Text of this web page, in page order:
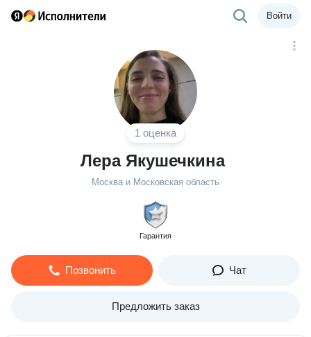
Войти
1 оценка
Лера Якушечкина
Москва и Московская область
Гарантия
Позвонить Чат
Предложить заказ